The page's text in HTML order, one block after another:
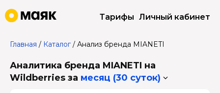
Тарифы Личный кабинет
Главная / Каталог/ Анализ бренда MIANETI
Аналитика бренда MIANETI на
Wildberries за месяц (30 суток)